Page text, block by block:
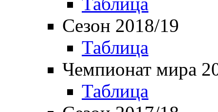
Сезон 2018/19
Таблица
Чемпионат мира
Таблица